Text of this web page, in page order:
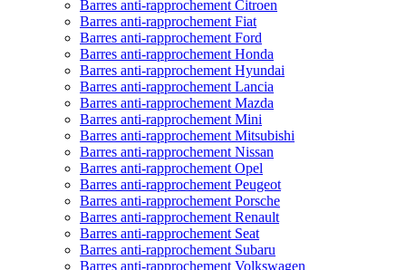
Barres anti-rapprochement Citroen
Barres anti-rapprochement Fiat
Barres anti-rapprochement Ford
Barres anti-rapprochement Honda
Barres anti-rapprochement Hyundai
Barres anti-rapprochement Lancia
Barres anti-rapprochement Mazda
Barres anti-rapprochement Mini
Barres anti-rapprochement Mitsubishi
Barres anti-rapprochement Nissan
Barres anti-rapprochement Opel
Barres anti-rapprochement Peugeot
Barres anti-rapprochement Porsche
Barres anti-rapprochement Renault
Barres anti-rapprochement Seat
Barres anti-rapprochement Subaru
Barres anti-rapprochement Volkswagen